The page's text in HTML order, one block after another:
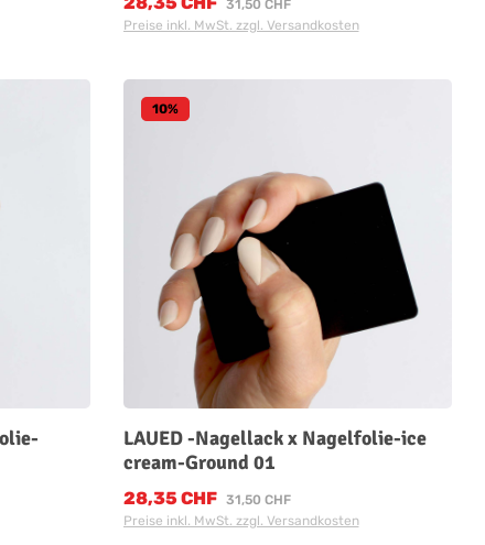
31,50 CHF
Preise inkl. MwSt. zzgl. Versandkosten
10%
LAUED -Nagellack x Nagelfolie-ice
cream-Ground 01
Verkaufspreis:
28,35 CHF Regulärer Preis:
31,50 CHF
Preise inkl. MwSt. zzgl. Versandkosten